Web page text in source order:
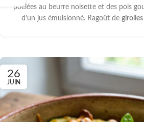
poêlées au beurre noisette et des pois
d’un jus émulsionné. Ragoût de girolles
26
JUIN